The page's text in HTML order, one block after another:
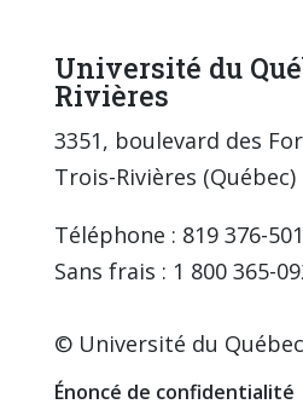
Université du
Rivières
3351, boulevard des
Trois-Rivières (Québec)
Téléphone : 819 376-
Sans frais : 1 800 365-
© Université du
Énoncé de confidentialité